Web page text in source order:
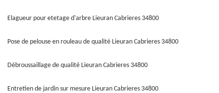
Elagueur pour etetage d'arbre Lieuran Cabrieres 34800
Pose de pelouse en rouleau de qualité Lieuran Cabrieres 34800
Débroussaillage de qualité Lieuran Cabrieres 34800
Entretien de jardin sur mesure Lieuran Cabrieres 34800